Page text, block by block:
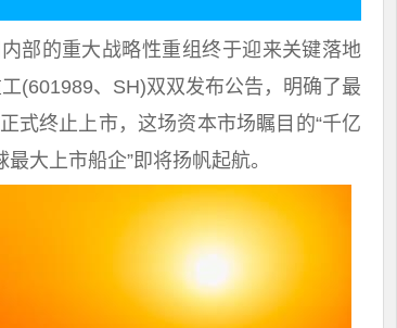
部的重大战略性重组终于迎来关键落地
(601989、SH)双双发布公告，明确了最
式终止上市，这场资本市场瞩目的“千亿
大上市船企”即将扬帆起航。